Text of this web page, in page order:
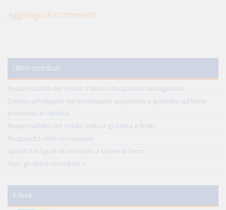
Aggiungi un commento
Ultimi contributi
Responsabilità del notaio: l'illecito disciplinare conseguente
Credito privilegiato del promissario acquirente e ipoteche sul bene
promesso in vendita
Responsabilità del notaio: natura giuridica e limiti
Reciprocità delle concessioni
Specifiche figure di contratto a favore di terzo
Tutti gli ultimi contributi >
E-Book